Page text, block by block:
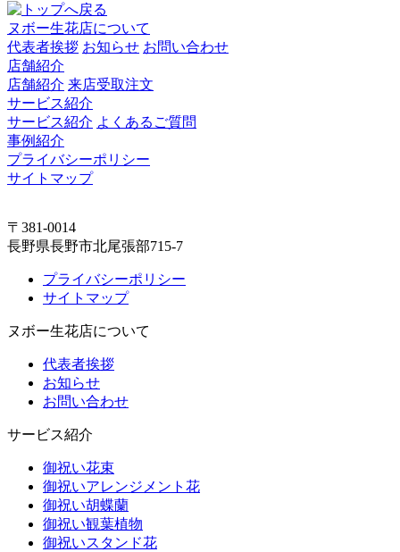
ヌボー生花店について
代表者挨拶 お知らせ お問い合わせ
店舗紹介
店舗紹介 来店受取注文
サービス紹介
サービス紹介 よくあるご質問
事例紹介
プライバシーポリシー
サイトマップ
〒381-0014
長野県長野市北尾張部715-7
プライバシーポリシー
サイトマップ
ヌボー生花店について
代表者挨拶
お知らせ
お問い合わせ
サービス紹介
御祝い花束
御祝いアレンジメント花
御祝い胡蝶蘭
御祝い観葉植物
御祝いスタンド花